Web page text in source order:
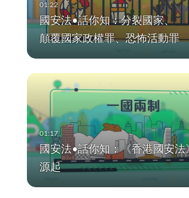
國安法•話你知：分裂國家、
顛覆國家政權罪、恐怖活動罪
國安法•話你知：《香港國安法
源起